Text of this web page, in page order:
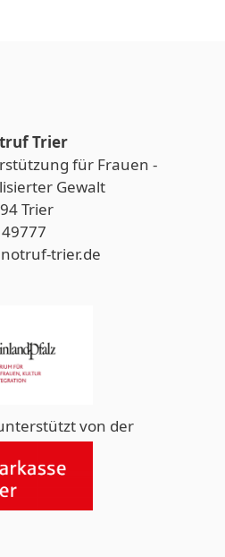
Trier
für Frauen -
Gewalt
Trier
trier.de
von der